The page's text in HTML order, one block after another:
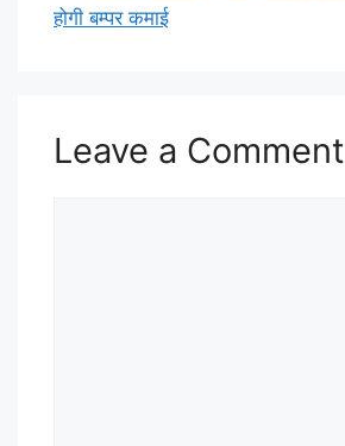
होगी बम्पर कमाई
Leave a Comment